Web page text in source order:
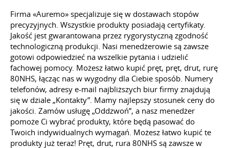
Firma «Auremo» specjalizuje się w dostawach stopów
precyzyjnych. Wszystkie produkty posiadają certyfikaty.
Jakość jest gwarantowana przez rygorystyczną zgodność
technologiczną produkcji. Nasi menedżerowie są zawsze
gotowi odpowiedzieć na wszelkie pytania i udzielić
fachowej pomocy. Możesz łatwo kupić pręt, pręt, drut, rurę
80NHS, łącząc nas w wygodny dla Ciebie sposób. Numery
telefonów, adresy e-mail najbliższych biur firmy znajdują
się w dziale „Kontakty”. Mamy najlepszy stosunek ceny do
jakości. Zamów usługę „Oddzwoń”, a nasz menedżer
pomoże Ci wybrać produkty, które będą pasować do
Twoich indywidualnych wymagań. Możesz łatwo kupić te
produkty już teraz! Pręt, drut, rura 80NHS są zawsze w